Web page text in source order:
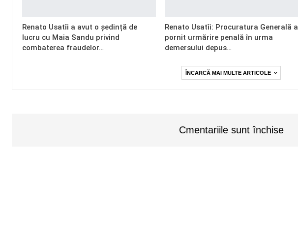
Renato Usatîi a avut o ședință de
lucru cu Maia Sandu privind
combaterea fraudelor…
Renato Usatîi: Procuratura Generală a
pornit urmărire penală în urma
demersului depus…
ÎNCARCĂ MAI MULTE ARTICOLE
Cmentariile sunt închise